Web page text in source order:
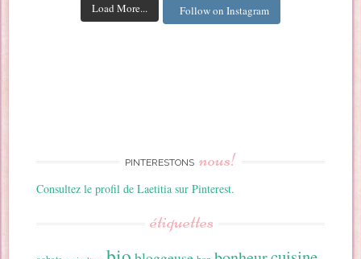
Load More... Follow on Instagram
PINTERESTONS nous!
Consultez le profil de Laetitia sur Pinterest.
étiquettes